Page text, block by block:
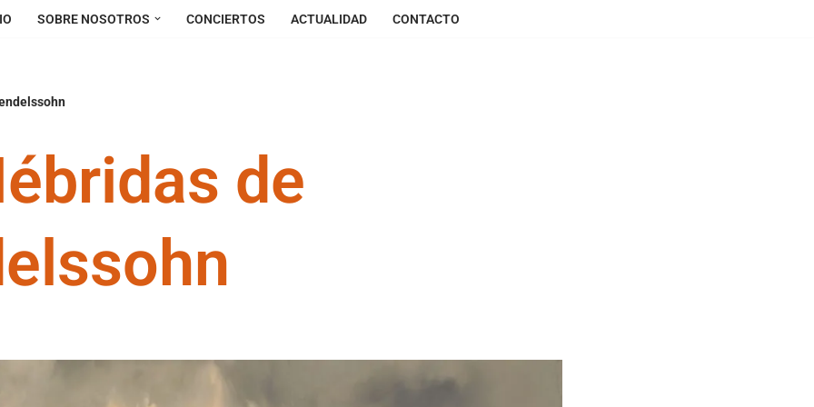
SOBRE NOSOTROS CONCIERTOS ACTUALIDAD CONTACTO
de